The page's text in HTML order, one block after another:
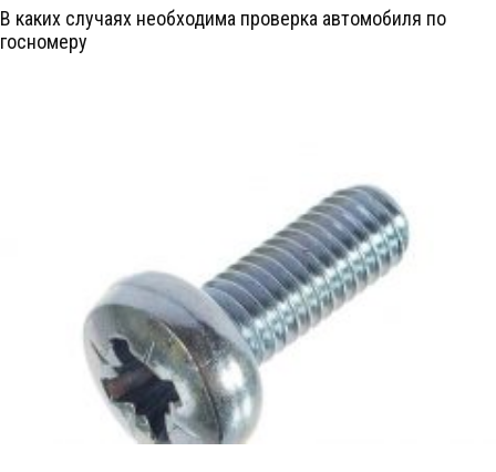
В каких случаях необходима проверка автомобиля по
госномеру